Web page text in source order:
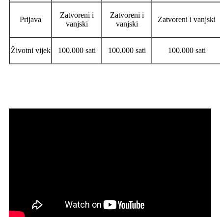
Prijava
Zatvoreni i
vanjski
Zatvoreni i
vanjski
Zatvoreni i vanjski
Životni vijek 100.000 sati 100.000 sati 100.000 sati